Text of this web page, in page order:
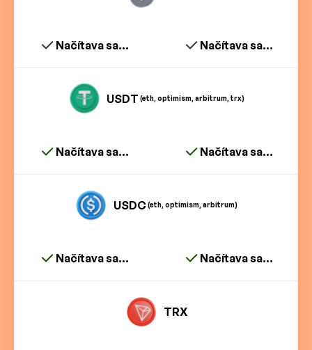
Načítava sa... Načítava sa...
USDT (eth, optimism, arbitrum, trx)
Načítava sa... Načítava sa...
USDC(eth, optimism, arbitrum)
Načítava sa... Načítava sa...
TRX